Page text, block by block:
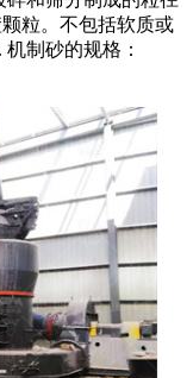
粒。不包括软质或
制砂的规格：